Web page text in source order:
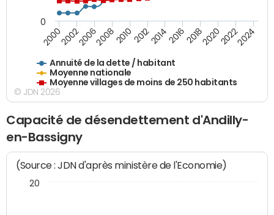
Annuité de la dette / habitant
Moyenne nationale
Moyenne villages de moins de 250 habitants
200020022006200820102012201420162018202020222024
0
© JDN 2026
Capacité de désendettement d'Andilly-
en-Bassigny
(Source : JDN d'après ministère de l'Economie)
20